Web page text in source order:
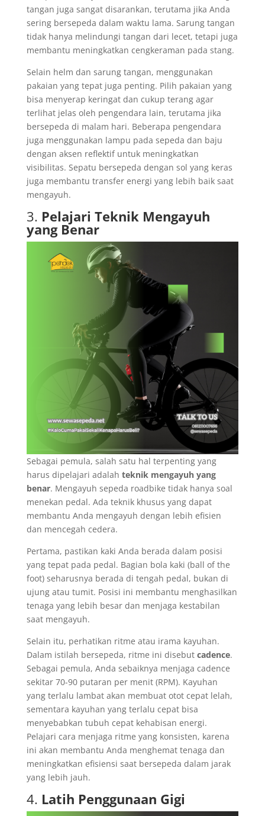
tangan juga sangat disarankan, terutama jika Anda
sering bersepeda dalam waktu lama. Sarung tangan
tidak hanya melindungi tangan dari lecet, tetapi juga
membantu meningkatkan cengkeraman pada stang.
Selain helm dan sarung tangan, menggunakan
pakaian yang tepat juga penting. Pilih pakaian yang
bisa menyerap keringat dan cukup terang agar
terlihat jelas oleh pengendara lain, terutama jika
bersepeda di malam hari. Beberapa pengendara
juga menggunakan lampu pada sepeda dan baju
dengan aksen reflektif untuk meningkatkan
visibilitas. Sepatu bersepeda dengan sol yang keras
juga membantu transfer energi yang lebih baik saat
mengayuh.
3. Pelajari Teknik Mengayuh
yang Benar
Sebagai pemula, salah satu hal terpenting yang
harus dipelajari adalah teknik mengayuh yang
benar. Mengayuh sepeda roadbike tidak hanya soal
menekan pedal. Ada teknik khusus yang dapat
membantu Anda mengayuh dengan lebih efisien
dan mencegah cedera.
Pertama, pastikan kaki Anda berada dalam posisi
yang tepat pada pedal. Bagian bola kaki (ball of the
foot) seharusnya berada di tengah pedal, bukan di
ujung atau tumit. Posisi ini membantu menghasilkan
tenaga yang lebih besar dan menjaga kestabilan
saat mengayuh.
Selain itu, perhatikan ritme atau irama kayuhan.
Dalam istilah bersepeda, ritme ini disebut cadence.
Sebagai pemula, Anda sebaiknya menjaga cadence
sekitar 70-90 putaran per menit (RPM). Kayuhan
yang terlalu lambat akan membuat otot cepat lelah,
sementara kayuhan yang terlalu cepat bisa
menyebabkan tubuh cepat kehabisan energi.
Pelajari cara menjaga ritme yang konsisten, karena
ini akan membantu Anda menghemat tenaga dan
meningkatkan efisiensi saat bersepeda dalam jarak
yang lebih jauh.
4. Latih Penggunaan Gigi